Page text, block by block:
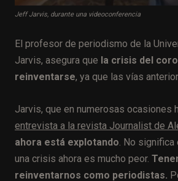
Jeff Jarvis, durante una videoconferencia
El profesor de periodismo de la
Jarvis, asegura que la crisis del
reinventarse, ya que las vías
Jarvis, que en numerosas ocasiones
entrevista a la revista Journalist de
ahora está explotando. No
una crisis ahora es mucho peor.
reinventarnos como periodistas.